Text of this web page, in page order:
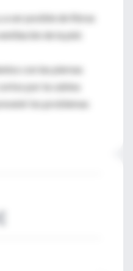
a ser posible de fibras
de la piel.
con las piernas
por la cabina
los problemas